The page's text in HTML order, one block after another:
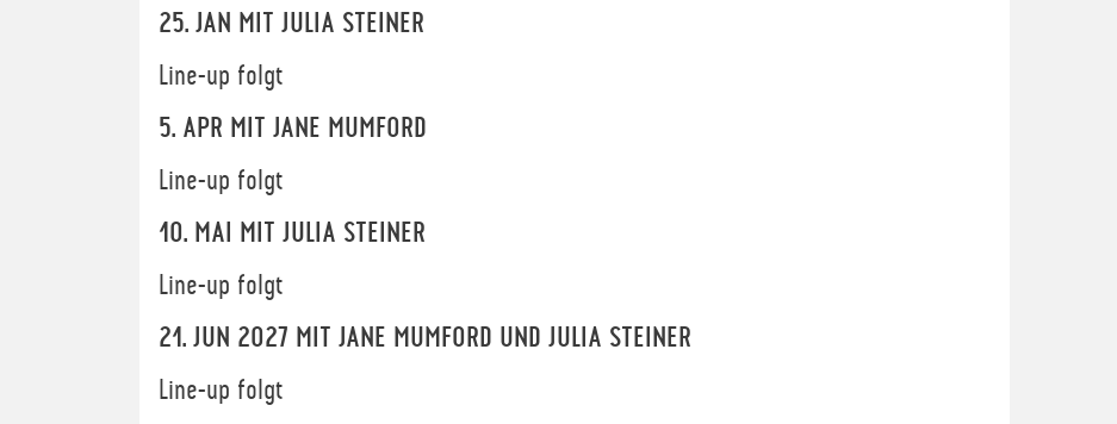
25. JAN MIT JULIA STEINER
Line-up folgt
5. APR MIT JANE MUMFORD
Line-up folgt
10. MAI MIT JULIA STEINER
Line-up folgt
21. JUN 2027 MIT JANE MUMFORD UND JULIA STEINER
Line-up folgt